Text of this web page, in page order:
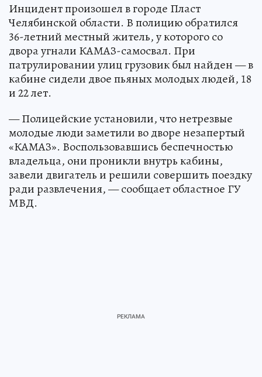
Инцидент произошел в городе Пласт
Челябинской области. В полицию обратился
36-летний местный житель, у которого со
двора угнали КАМАЗ-самосвал. При
патрулировании улиц грузовик был найден — в
кабине сидели двое пьяных молодых людей, 18
и 22 лет.
— Полицейские установили, что нетрезвые
молодые люди заметили во дворе незапертый
«КАМАЗ». Воспользовавшись беспечностью
владельца, они проникли внутрь кабины,
завели двигатель и решили совершить поездку
ради развлечения, — сообщает областное ГУ
МВД.